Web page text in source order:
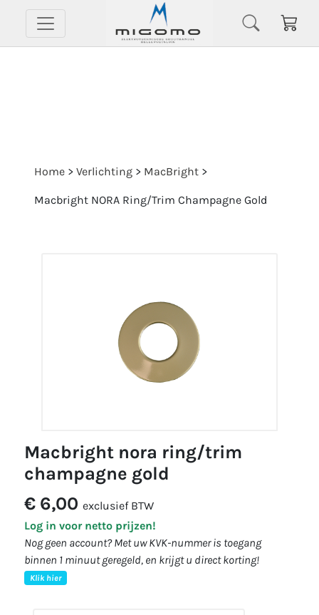
Home > Verlichting > MacBright >
Macbright NORA Ring/Trim Champagne Gold
macbright nora ring/trim
champagne gold
€ 6,00 exclusief BTW
Log in voor netto prijzen!
Nog geen account? Met uw KVK-nummer is toegang
binnen 1 minuut geregeld, en krijgt u direct korting!
Klik hier